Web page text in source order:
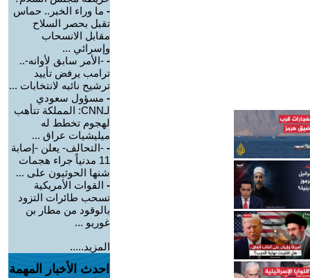
- ما وراء الخبر.. حماس
تقبل بحصر السلاح
مقابل الانسحاب
وإسرائي ...
- -الأمر سابق لأوانه-..
ترامب يرفض تأييد
ترشيح نائبه لانتخابات ...
- مسؤول سعودي
لـCNN: المملكة تتأهب
لهجوم تخطط له
ميليشيات عراق ...
- -التحالف- يعلن -إصابة
11 مدنياً جراء هجمات
شنها الحوثيون على ...
- القوات الأمريكية
تسحب طائرات التزود
بالوقود من مطار بن
غوريو ...
المزيد.....
احدث الأخبار المهمة